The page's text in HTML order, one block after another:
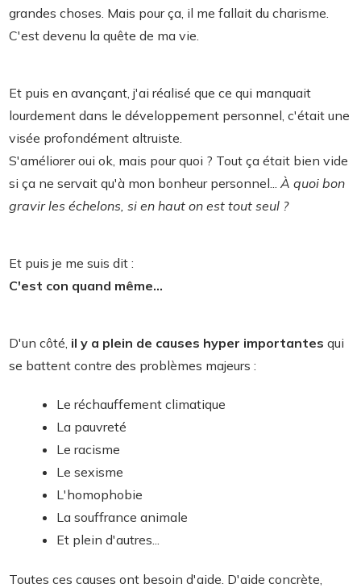
grandes choses. Mais pour ça, il me fallait du charisme.
C'est devenu la quête de ma vie.
Et puis en avançant, j'ai réalisé que ce qui manquait
lourdement dans le développement personnel, c'était une
visée profondément altruiste.
S'améliorer oui ok, mais pour quoi ? Tout ça était bien vide
si ça ne servait qu'à mon bonheur personnel... À quoi bon
gravir les échelons, si en haut on est tout seul ?
Et puis je me suis dit :
C'est con quand même...
D'un côté, il y a plein de causes hyper importantes qui
se battent contre des problèmes majeurs :
Le réchauffement climatique
La pauvreté
Le racisme
Le sexisme
L'homophobie
La souffrance animale
Et plein d'autres...
Toutes ces causes ont besoin d'aide. D'aide concrète,